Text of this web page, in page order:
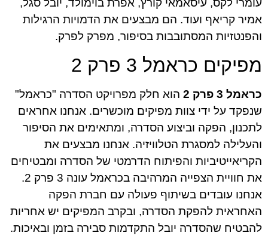
עומרי לקס, עיסאמאי קורץ, אפרת בוימולד, יובל סגל,
אמיר קריאף ועוד. הם מבצעים את הדמויות הרגילות
והפנטזיות המסתובבות בסיפור, מפרק לפרק.
מפיקים כראמל 3 פרק 2
כראמל 3 פרק 2
הוא חלק מפרויקט הסדרה "כראמל"
שנפקד על ידי צוות מפיקים מוכשרים. אנחנו אחראים
לתכנון, הפקה וביצוע הסדרה, ומתאימים את הסיפור
והעלילה למסגרת הטלוויזיה. אנחנו מבצעים את
הקריאייטיביות והפיתוח הדרמטי של הסדרה ומבטיחים
את חוויית הצפייה המרהיבה בכראמל עונה 3 פרק 2.
אנחנו עובדים בשיתוף פעולה עם חברת הפקה
האחראית להפקת הסדרה, ובקרב המפיקים יש אחריות
להבטיח שהסדרה יובל התקדמות סבירה בזמן ובאיכות.